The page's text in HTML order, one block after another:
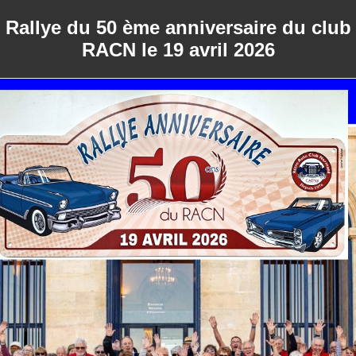
Rallye du 50 ème anniversaire du club
RACN le 19 avril 2026